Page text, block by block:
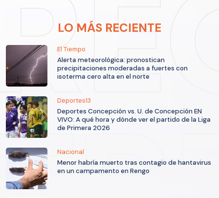
LO MÁS RECIENTE
El Tiempo
Alerta meteorológica: pronostican
precipitaciones moderadas a fuertes con
isoterma cero alta en el norte
Deportes13
Deportes Concepción vs. U. de Concepción EN
VIVO: A qué hora y dónde ver el partido de la Liga
de Primera 2026
Nacional
Menor habría muerto tras contagio de hantavirus
en un campamento en Rengo